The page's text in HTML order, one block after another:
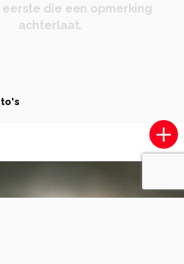
die een opmerking
achterlaat.